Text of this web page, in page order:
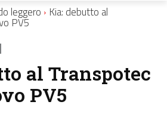
leggero Kia: debutto al
PV5
al Transpotec
PV5